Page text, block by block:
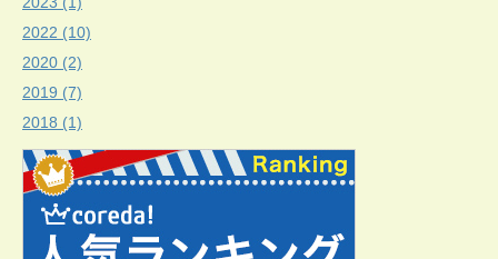
2022 (10)
2020 (2)
2019 (7)
2018 (1)